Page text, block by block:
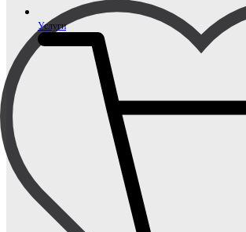
Услуги